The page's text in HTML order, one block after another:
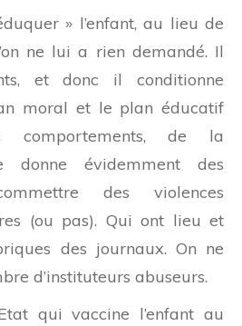
» l’enfant, au lieu de
ne lui a rien demandé. Il
et donc il conditionne
moral et le plan éducatif
comportements, de la
donne évidemment des
des violences
(ou pas). Qui ont lieu et
des journaux. On ne
d’instituteurs abuseurs.
qui vaccine l’enfant au